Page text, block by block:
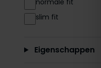
normale fit
slim fit
Eigenschappen